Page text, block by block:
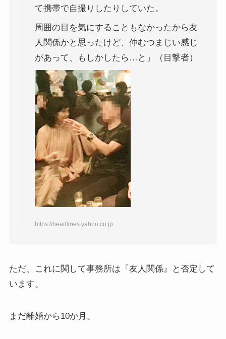
て携帯で自撮りしたりしていた。
周囲の目を気にすることもなかったから友
人関係かと思ったけど、仲むつまじい感じ
があって、もしかしたら…と」（目撃者）
https://headlines.yahoo.co.jp
ただ、これに関して事務所は『友人関係』と否定して
います。
まだ離婚から10か月。